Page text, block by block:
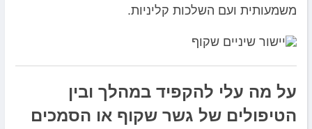
משמעותית ועם השלכות קליניות.
על מה עלי להקפיד במהלך ובין
הטיפולים של גשר שקוף או הסמכים